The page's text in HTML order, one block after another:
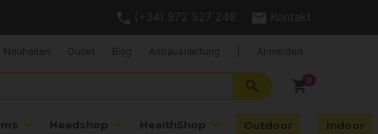
(+34) 972 527 248 Kontakt
shopping_cart
search
Headshop HealthShop Outdoor Indoor
Neuheiten Outlet Blog Anbauanleitung Anmelden